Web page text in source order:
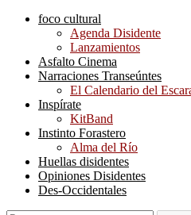
foco cultural
Agenda Disidente
Lanzamientos
Asfalto Cinema
Narraciones Transeúntes
El Calendario del
Inspírate
KitBand
Instinto Forastero
Alma del Río
Huellas disidentes
Opiniones Disidentes
Des-Occidentales